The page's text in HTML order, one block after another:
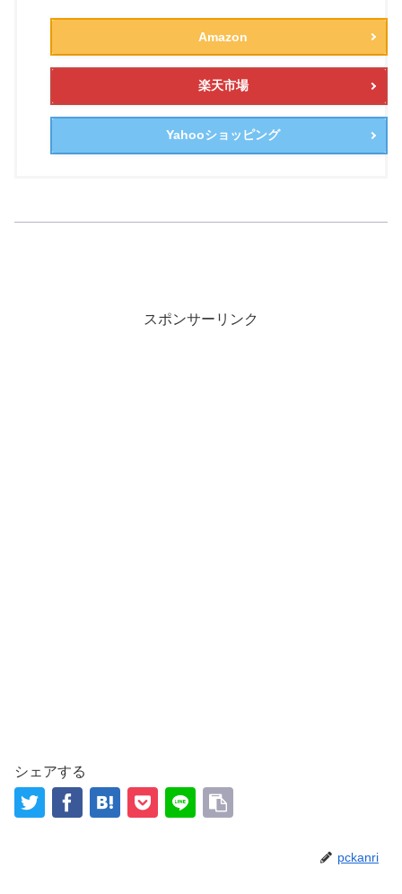
Amazon
楽天市場
Yahooショッピング
スポンサーリンク
シェアする
pckanri